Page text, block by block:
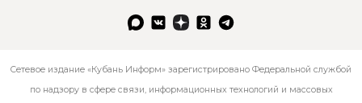
Сетевое издание «Кубань Информ» зарегистрировано Федеральной службой
по надзору в сфере связи, информационных технологий и массовых